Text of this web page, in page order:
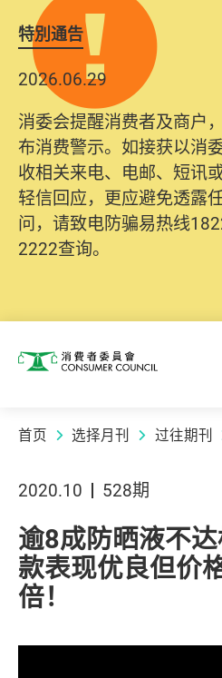
特別通告
2026.06.29
消委会提醒消费者及商户
布消费警示。如接获以消
收相关来电、电邮、短讯
轻信回应，更应避免透露
问，请致电防骗易热线
2222查询。
消费者委员会
首页 选择月刊 过往期刊
2020.10 528期
逾8成防晒液不
款表现优良但价
倍！